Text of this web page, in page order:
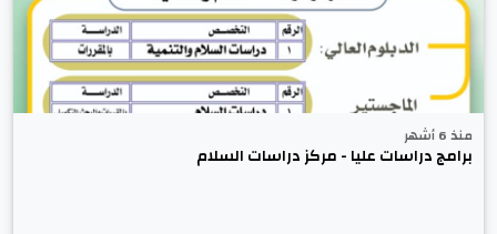
منذ 6 أشهر
برامج دراسات عليا - مركز دراسات السلام